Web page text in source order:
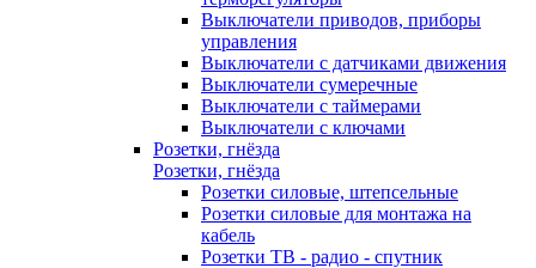
Выключатели приводов, приборы
управления
Выключатели с датчиками движения
Выключатели сумеречные
Выключатели с таймерами
Выключатели с ключами
Розетки, гнёзда
Розетки, гнёзда
Розетки силовые, штепсельные
Розетки силовые для монтажа на
кабель
Розетки ТВ - радио - спутник